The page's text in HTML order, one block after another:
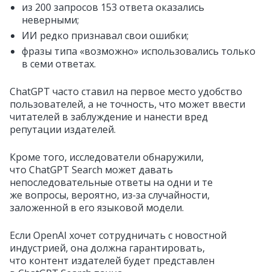
из 200 запросов 153 ответа оказались
неверными;
ИИ редко признавал свои ошибки;
фразы типа «возможно» использовались только
в семи ответах.
ChatGPT часто ставил на первое место удобство
пользователей, а не точность, что может ввести
читателей в заблуждение и нанести вред
репутации издателей.
Кроме того, исследователи обнаружили,
что ChatGPT Search может давать
непоследовательные ответы на одни и те
же вопросы, вероятно, из‑за случайности,
заложенной в его языковой модели.
Если OpenAI хочет сотрудничать с новостной
индустрией, она должна гарантировать,
что контент издателей будет представлен